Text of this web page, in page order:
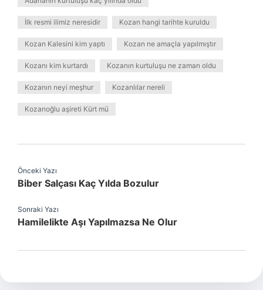
İlk resmi ilimiz neresidir Kozan hangi tarihte kuruldu
Kozan Kalesini kim yaptı Kozan ne amaçla yapılmıştır
Kozanı kim kurtardı Kozanın kurtuluşu ne zaman oldu
Kozanın neyi meşhur Kozanlılar nereli
Kozanoğlu aşireti Kürt mü
Önceki Yazı
Biber Salçası Kaç Yılda Bozulur
Sonraki Yazı
Hamilelikte Aşı Yapılmazsa Ne Olur